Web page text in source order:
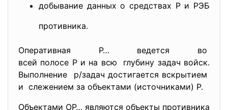
добывание данных о средствах Р и РЭБ
противника.
Оперативная Р… ведется во
всей полосе Р и на всю глубину задач войск.
Выполнение р/задач достигается вскрытием
и слежением за объектами (источниками) Р.
Объектами ОР… являются объекты противника